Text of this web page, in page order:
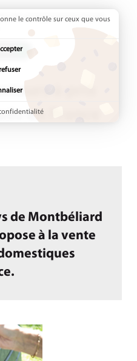
active :
de composteurs à prix
à prix
en France
de Montbéliard
à la vente
le contrôle sur ceux que vous